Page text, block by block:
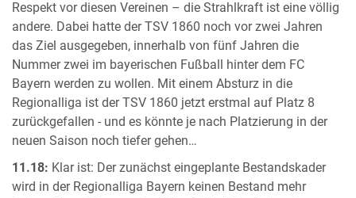
Respekt vor diesen Vereinen – die Strahlkraft ist eine völlig
andere. Dabei hatte der TSV 1860 noch vor zwei Jahren
das Ziel ausgegeben, innerhalb von fünf Jahren die
Nummer zwei im bayerischen Fußball hinter dem FC
Bayern werden zu wollen. Mit einem Absturz in die
Regionalliga ist der TSV 1860 jetzt erstmal auf Platz 8
zurückgefallen - und es könnte je nach Platzierung in der
neuen Saison noch tiefer gehen…
11.18: Klar ist: Der zunächst eingeplante Bestandskader
wird in der Regionalliga Bayern keinen Bestand mehr